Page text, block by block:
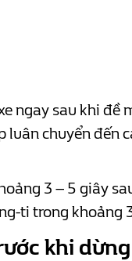
ngay sau khi
luân chuyển đến
3 – 5 giây
ti trong
khi